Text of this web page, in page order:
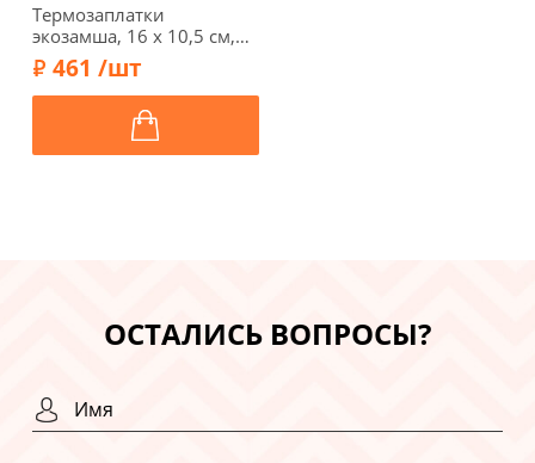
Термозаплатки
экозамша, 16 х 10,5 см,
арт. 1034-Т/019, зеленый
защитный
461 /шт
ОСТАЛИСЬ ВОПРОСЫ?